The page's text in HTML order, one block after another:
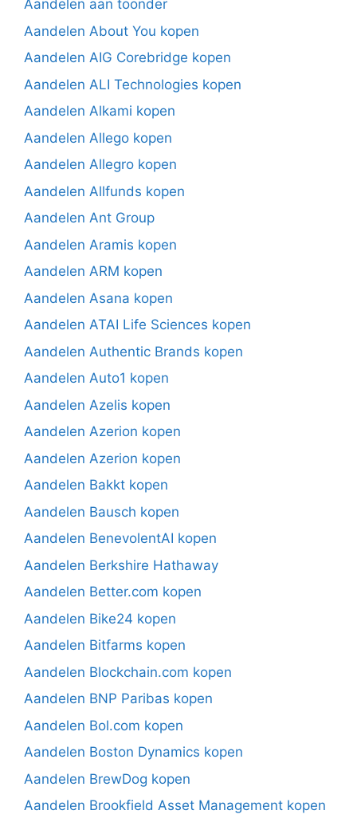
Aandelen aan toonder
Aandelen About You kopen
Aandelen AIG Corebridge kopen
Aandelen ALI Technologies kopen
Aandelen Alkami kopen
Aandelen Allego kopen
Aandelen Allegro kopen
Aandelen Allfunds kopen
Aandelen Ant Group
Aandelen Aramis kopen
Aandelen ARM kopen
Aandelen Asana kopen
Aandelen ATAI Life Sciences kopen
Aandelen Authentic Brands kopen
Aandelen Auto1 kopen
Aandelen Azelis kopen
Aandelen Azerion kopen
Aandelen Azerion kopen
Aandelen Bakkt kopen
Aandelen Bausch kopen
Aandelen BenevolentAI kopen
Aandelen Berkshire Hathaway
Aandelen Better.com kopen
Aandelen Bike24 kopen
Aandelen Bitfarms kopen
Aandelen Blockchain.com kopen
Aandelen BNP Paribas kopen
Aandelen Bol.com kopen
Aandelen Boston Dynamics kopen
Aandelen BrewDog kopen
Aandelen Brookfield Asset Management kopen